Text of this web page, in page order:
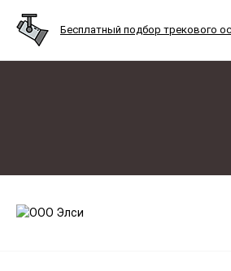
Бесплатный подбор трекового